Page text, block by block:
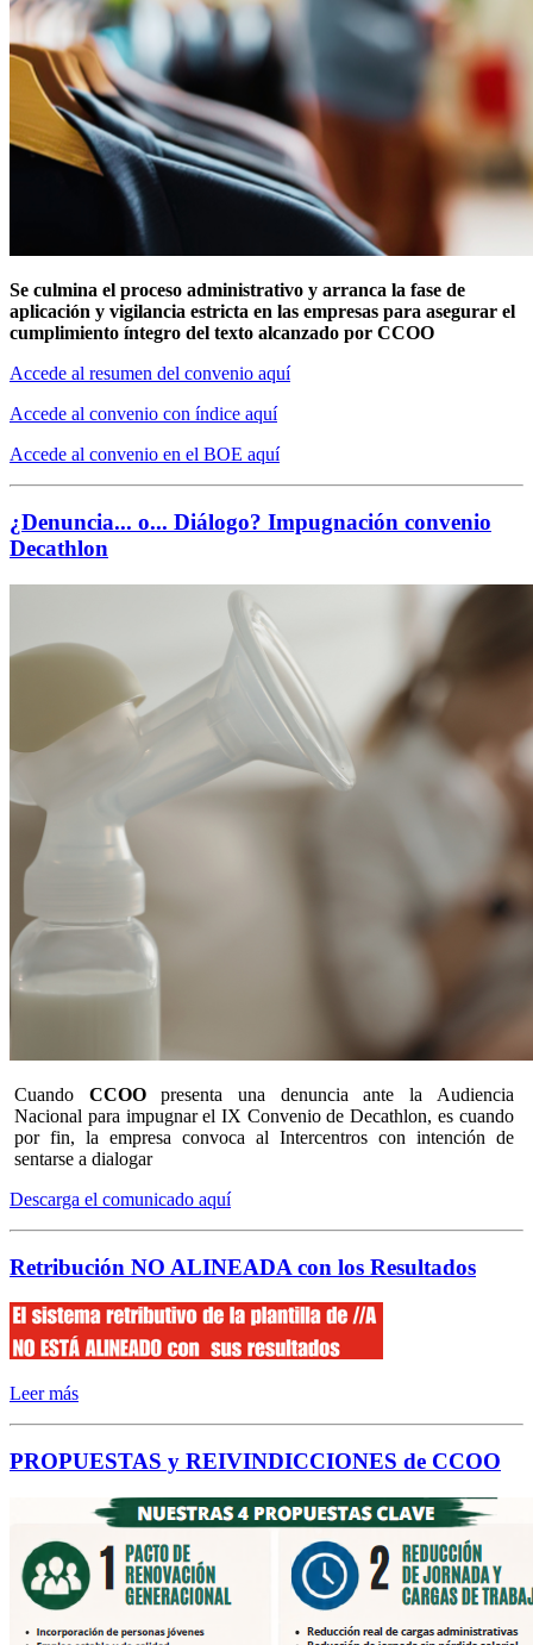
Se culmina el proceso administrativo y arranca la fase de
aplicación y vigilancia estricta en las empresas para asegurar el
cumplimiento íntegro del texto alcanzado por CCOO
Accede al resumen del convenio aquí
Accede al convenio con índice aquí
Accede al convenio en el BOE aquí
¿Denuncia... o... Diálogo? Impugnación convenio
Decathlon
Cuando CCOO
presenta una denuncia ante la Audiencia
Nacional para impugnar el IX Convenio de Decathlon, es cuando
por fin, la empresa convoca al Intercentros con intención de
sentarse a dialogar
Descarga el comunicado aquí
Retribución NO ALINEADA con los Resultados
Leer más
PROPUESTAS y REIVINDICCIONES de CCOO